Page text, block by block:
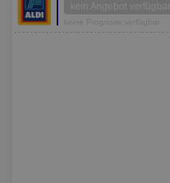
kein Angebot verfügbar
keine Prognose verfügbar